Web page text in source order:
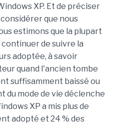
XP. Et de préciser
que nous
estimons que la plupart
de suivre la
adoptée, à savoir
quand l'ancien tombe
suffisamment baissé ou
du mode de vie déclenche
XP a mis plus de
adopté et 24 % des